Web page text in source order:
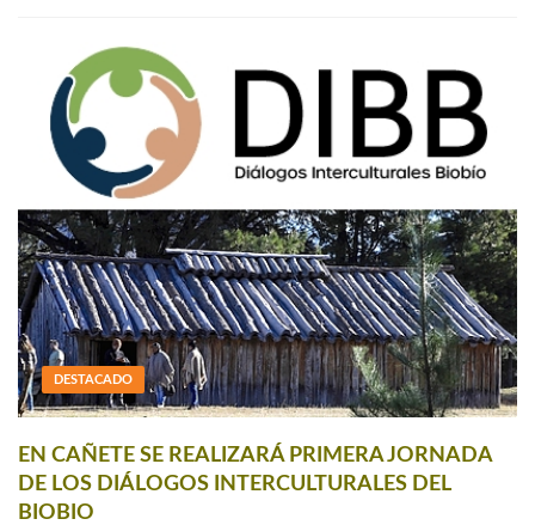
DESTACADO
EN CAÑETE SE REALIZARÁ PRIMERA JORNADA
DE LOS DIÁLOGOS INTERCULTURALES DEL
BIOBIO